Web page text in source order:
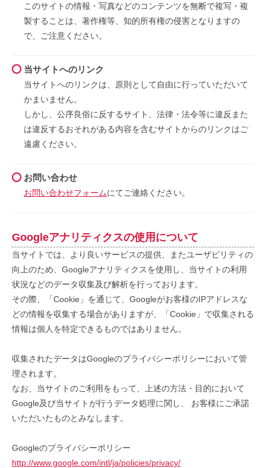
このサイトの情報・写真などのコンテンツを無断で複写・複
製することは、著作権等、知的所有権の侵害となりますの
で、ご注意ください。
当サイトへのリンク
当サイトへのリンクは、原則として自由に行っていただいて
かまいません。
しかし、公序良俗に反するサイト、法律・法令等に違反また
は違反するおそれがある内容を含むサイトからのリンクはご
遠慮ください。
お問い合わせ
お問い合わせフォームにてご連絡ください。
Googleアナリティクスの使用について
当サイトでは、より良いサービスの提供、またユーザビリティの
向上のため、Googleアナリティクスを使用し、当サイトの利用
状況などのデータ収集及び解析を行っております。
その際、「Cookie」を通じて、Googleがお客様のIPアドレスな
どの情報を収集する場合がありますが、「Cookie」で収集される
情報は個人を特定できるものではありません。
収集されたデータはGoogleのプライバシーポリシーにおいて管
理されます。
なお、当サイトのご利用をもって、上述の方法・目的において
Google及び当サイトが行うデータ処理に関し、 お客様にご承諾
いただいたものとみなします。
Googleのプライバシーポリシー
http://www.google.com/intl/ja/policies/privacy/